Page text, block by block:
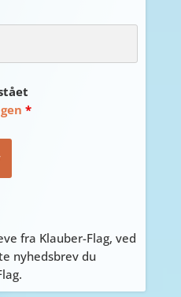
*
fra Klauber-Flag, ved
nyhedsbrev du